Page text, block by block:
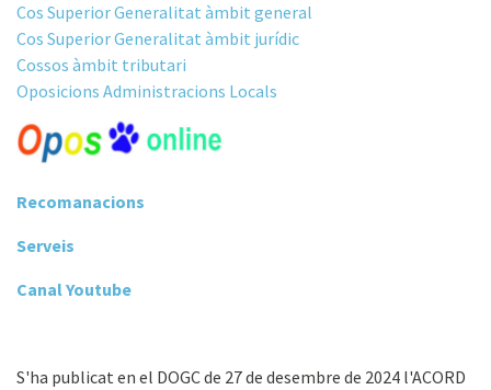
Cos Superior Generalitat àmbit general
Cos Superior Generalitat àmbit jurídic
Cossos àmbit tributari
Oposicions Administracions Locals
Recomanacions
Serveis
Canal Youtube
S'ha publicat en el DOGC de 27 de desembre de 2024 l'ACORD